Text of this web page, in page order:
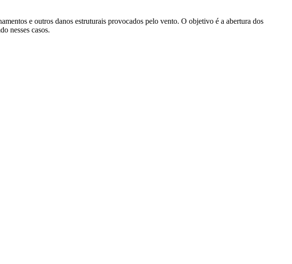
e outros danos estruturais provocados pelo vento. O objetivo é a abertura dos
nesses casos.